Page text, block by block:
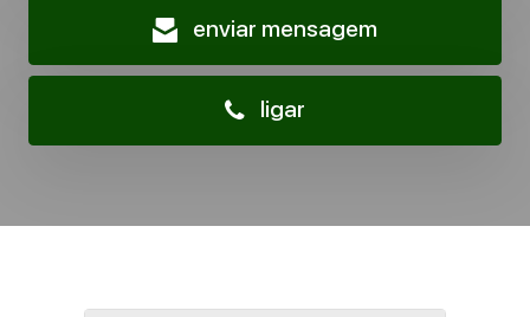
enviar mensagem
ligar